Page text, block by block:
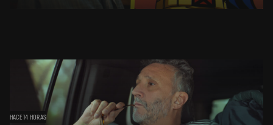
HACE 14 HORAS